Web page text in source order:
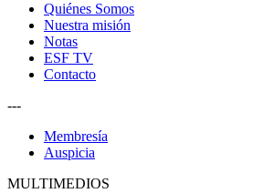
Quiénes Somos
Nuestra misión
Notas
ESF TV
Contacto
---
Membresía
Auspicia
MULTIMEDIOS